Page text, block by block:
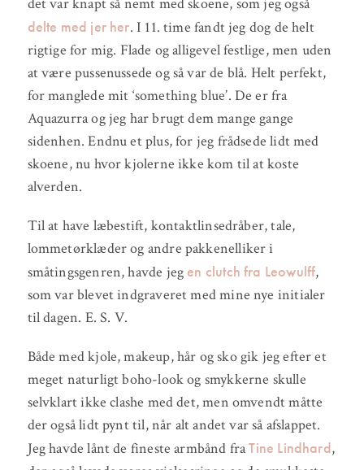
delte med jer her. I 11. time fandt jeg dog de helt
rigtige for mig. Flade og alligevel festlige, men uden
at være pussenussede og så var de blå. Helt perfekt,
for manglede mit ‘something blue’. De er fra
Aquazurra og jeg har brugt dem mange gange
sidenhen. Endnu et plus, for jeg frådsede lidt med
skoene, nu hvor kjolerne ikke kom til at koste
alverden.
Til at have læbestift, kontaktlinsedråber, tale,
lommetørklæder og andre pakkenelliker i
småtingsgenren, havde jeg en clutch fra Leowulff,
som var blevet indgraveret med mine nye initialer
til dagen. E. S. V.
Både med kjole, makeup, hår og sko gik jeg efter et
meget naturligt boho-look og smykkerne skulle
selvklart ikke clashe med det, men omvendt måtte
der også lidt pynt til, når alt andet var så afslappet.
Jeg havde lånt de fineste armbånd fraTine Lindhard,